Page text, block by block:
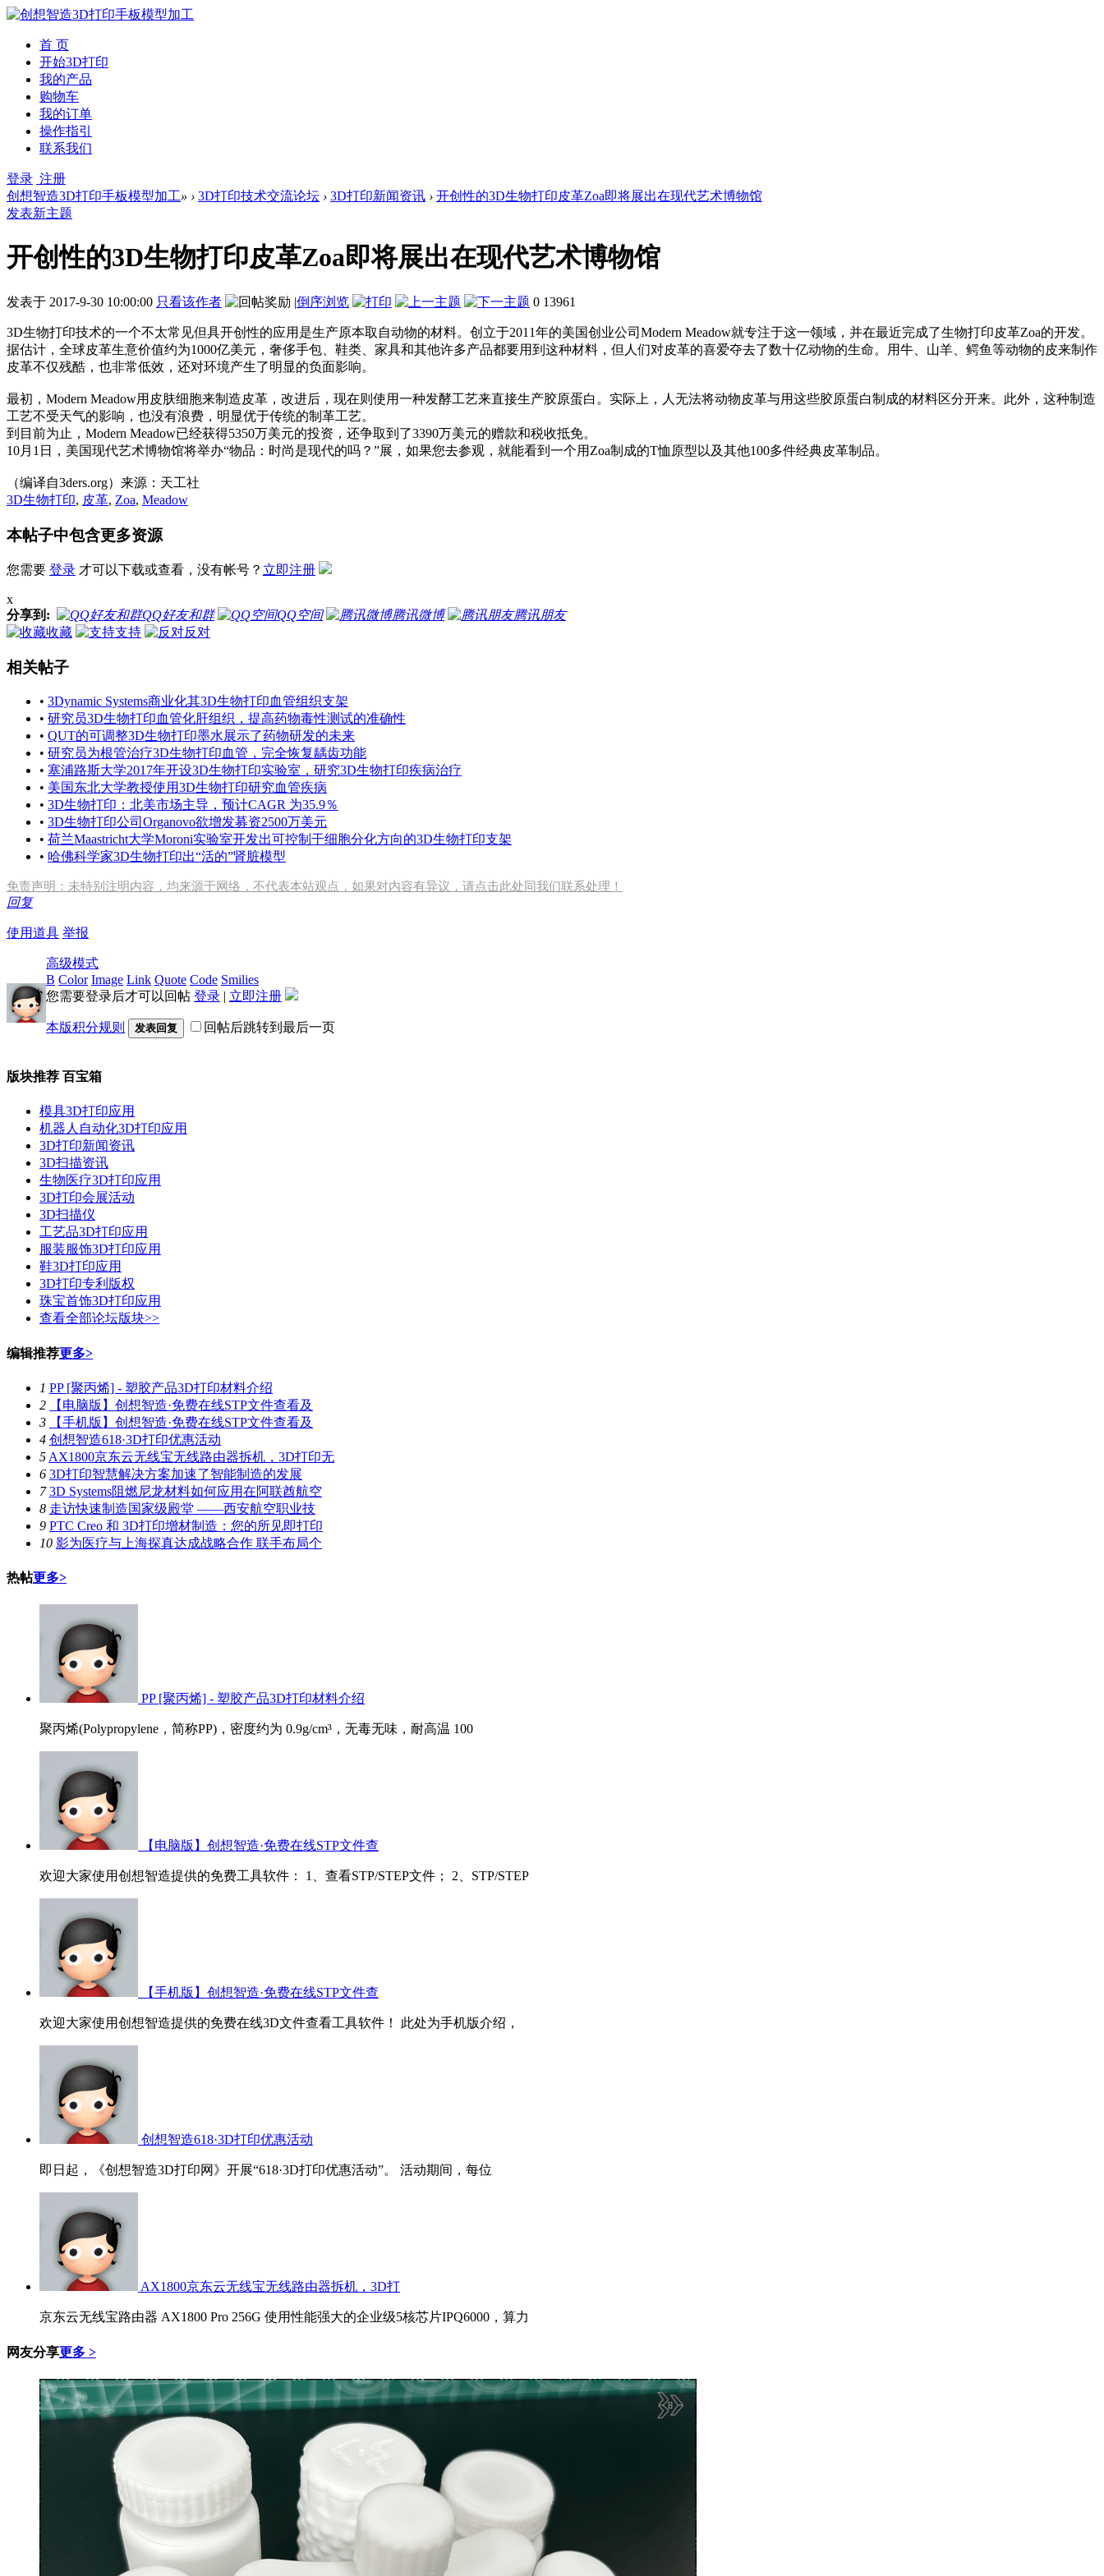
首 页
开始3D打印
我的产品
购物车
我的订单
操作指引
联系我们
登录 注册
创想智造3D打印手板模型加工» › 3D打印技术交流论坛 › 3D打印新闻资讯 › 开创性的3D生物打印皮革Zoa即将展出在现代艺术博物馆
发表新主题
开创性的3D生物打印皮革Zoa即将展出在现代艺术博物馆
发表于 2017-9-30 10:00:00 只看该作者 |倒序浏览 0 13961
3D生物打印技术的一个不太常见但具开创性的应用是生产原本取自动物的材料。创立于2011年的美国创业公司Modern Meadow就专注于这一领域，并在最近完成了生物打印皮革Zoa的开发。
据估计，全球皮革生意价值约为1000亿美元，奢侈手包、鞋类、家具和其他许多产品都要用到这种材料，但人们对皮革的喜爱夺去了数十亿动物的生命。用牛、山羊、鳄鱼等动物的皮来制作
皮革不仅残酷，也非常低效，还对环境产生了明显的负面影响。
最初，Modern Meadow用皮肤细胞来制造皮革，改进后，现在则使用一种发酵工艺来直接生产胶原蛋白。实际上，人无法将动物皮革与用这些胶原蛋白制成的材料区分开来。此外，这种制造
工艺不受天气的影响，也没有浪费，明显优于传统的制革工艺。
到目前为止，Modern Meadow已经获得5350万美元的投资，还争取到了3390万美元的赠款和税收抵免。
10月1日，美国现代艺术博物馆将举办“物品：时尚是现代的吗？”展，如果您去参观，就能看到一个用Zoa制成的T恤原型以及其他100多件经典皮革制品。
（编译自3ders.org）来源：天工社
3D生物打印, 皮革, Zoa, Meadow
本帖子中包含更多资源
您需要 登录 才可以下载或查看，没有帐号？ 立即注册
x
分享到:
QQ好友和群 QQ空间 腾讯微博
腾讯朋友
收藏
支持 反对
相关帖子
• 3Dynamic Systems商业化其3D生物打印血管组织支架
• 研究员3D生物打印血管化肝组织，提高药物毒性测试的准确性
• QUT的可调整3D生物打印墨水展示了药物研发的未来
• 研究员为根管治疗3D生物打印血管，完全恢复龋齿功能
• 塞浦路斯大学2017年开设3D生物打印实验室，研究3D生物打印疾病治疗
• 美国东北大学教授使用3D生物打印研究血管疾病
• 3D生物打印：北美市场主导，预计CAGR 为35.9％
• 3D生物打印公司Organovo欲增发募资2500万美元
• 荷兰Maastricht大学Moroni实验室开发出可控制干细胞分化方向的3D生物打印支架
• 哈佛科学家3D生物打印出“活的”肾脏模型
免责声明：未特别注明内容，均来源于网络，不代表本站观点，如果对内容有异议，请点击此处同我们联系处理！
回复
使用道具 举报
高级模式
B Color Image Link Quote Code Smilies
您需要登录后才可以回帖 登录 | 立即注册
本版积分规则 发表回复 回帖后跳转到最后一页
版块推荐 百宝箱
模具3D打印应用
机器人自动化3D打印应用
3D打印新闻资讯
3D扫描资讯
生物医疗3D打印应用
3D打印会展活动
3D扫描仪
工艺品3D打印应用
服装服饰3D打印应用
鞋3D打印应用
3D打印专利版权
珠宝首饰3D打印应用
查看全部论坛版块>>
编辑推荐更多>
1 PP [聚丙烯] - 塑胶产品3D打印材料介绍
2
【电脑版】创想智造·免费在线STP文件查看及
3
【手机版】创想智造·免费在线STP文件查看及
4 创想智造618·3D打印优惠活动
5 AX1800京东云无线宝无线路由器拆机，3D打印无
6 3D打印智慧解决方案加速了智能制造的发展
7 3D Systems阻燃尼龙材料如何应用在阿联酋航空
8 走访快速制造国家级殿堂 ——西安航空职业技
9 PTC Creo 和 3D打印增材制造：您的所见即打印
10 影为医疗与上海探真达成战略合作 联手布局个
热帖更多>
PP [聚丙烯] - 塑胶产品3D打印材料介绍
聚丙烯(Polypropylene，简称PP)，密度约为 0.9g/cm³，无毒无味，耐高温 100
【电脑版】创想智造·免费在线STP文件查
欢迎大家使用创想智造提供的免费工具软件： 1、查看STP/STEP文件； 2、STP/STEP
【手机版】创想智造·免费在线STP文件查
欢迎大家使用创想智造提供的免费在线3D文件查看工具软件！ 此处为手机版介绍，
创想智造618·3D打印优惠活动
即日起，《创想智造3D打印网》开展“618·3D打印优惠活动”。 活动期间，每位
AX1800京东云无线宝无线路由器拆机，3D打
京东云无线宝路由器 AX1800 Pro 256G 使用性能强大的企业级5核芯片IPQ6000，算力
网友分享更多 >